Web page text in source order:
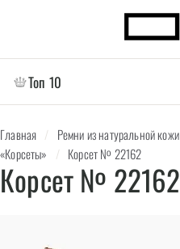
Топ 10
Главная / Ремни из натуральной кожи
«Корсеты» / Корсет № 22162
Корсет № 22162